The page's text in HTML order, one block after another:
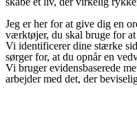
Jeg er her for at give dig en
værktøjer, du skal bruge for
Vi identificerer dine stærke
sørger for, at du opnår en
Vi bruger evidensbaserede
arbejder med det, der